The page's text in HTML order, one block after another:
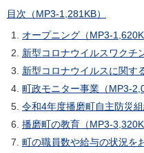
目次（MP3-1,281KB）
オープニング（MP3-
新型コロナウイルスワクチ
新型コロナウイルスに関す
町政モニター事業（MP3-
令和4年度播磨町自主防災
播磨町の教育（MP3-
町の職員数や給与の状況を